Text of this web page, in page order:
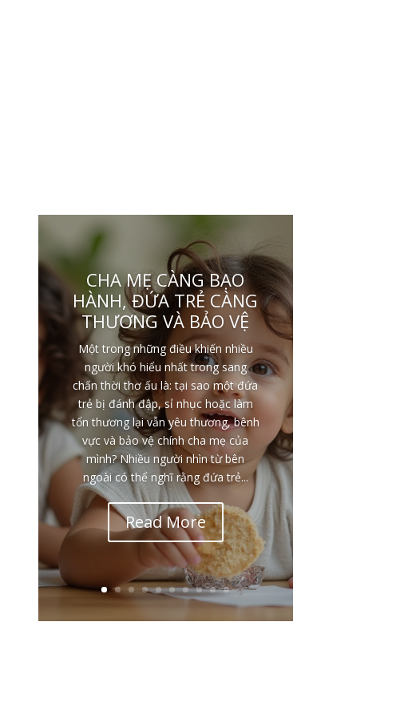
CHA MẸ CÀNG BẠO
HÀNH, ĐỨA TRẺ CÀNG
THƯƠNG VÀ BẢO VỆ
Một trong những điều khiến nhiều
người khó hiểu nhất trong sang
chấn thời thơ ấu là: tại sao một đứa
trẻ bị đánh đập, sỉ nhục hoặc làm
tổn thương lại vẫn yêu thương, bênh
vực và bảo vệ chính cha mẹ của
mình? Nhiều người nhìn từ bên
ngoài có thể nghĩ rằng đứa trẻ...
Read More